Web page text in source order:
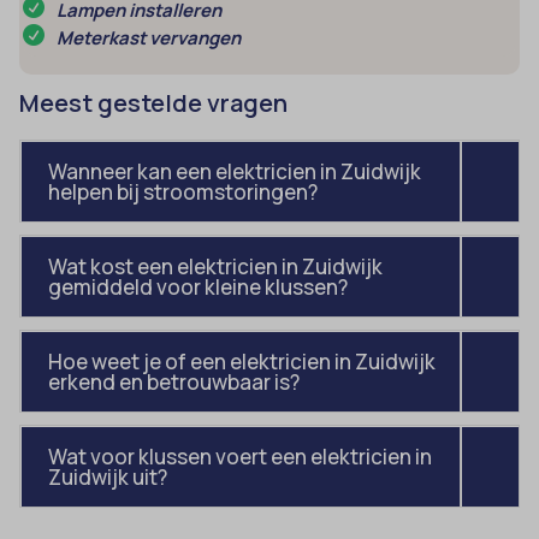
Lampen installeren
Meterkast vervangen
Meest gestelde vragen
Wanneer kan een elektricien in Zuidwijk
helpen bij stroomstoringen?
Wat kost een elektricien in Zuidwijk
gemiddeld voor kleine klussen?
Hoe weet je of een elektricien in Zuidwijk
erkend en betrouwbaar is?
Wat voor klussen voert een elektricien in
Zuidwijk uit?
et-editor-available-post-*
et-pb-recent-items-font_family
gdpr_consent
googtrans
gt_auto_switch
intercom-id-*
OptanonConsent
sessionId
timezone
wordpress_logged_in_*
amp_*
av_tunnel
borlabs-cookie
cb-enabled
cc_cookie_accept
cookie_permission_granted
cookies_accepted